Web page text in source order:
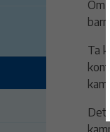
Om
Ta
Det